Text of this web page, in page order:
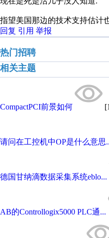
指望美国那边的技术支持估计
回复 引用 举报
热门招聘
相关主题
CompactPCI前景如何
请问在工控机中OP是什么意思
德国甘纳滴数据采集系统eblo...
AB的Controllogix5000 PLC通...